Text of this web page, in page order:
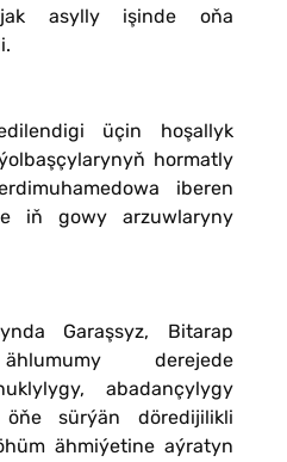
asylly işinde oňa
üçin hoşallyk
hormatly
iberen
iň gowy arzuwlaryny
Garaşsyz, Bitarap
derejede
abadançylygy
sürýän döredijilikli
ähmiýetine aýratyn